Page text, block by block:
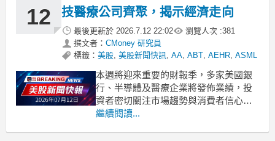
12
技醫療公司齊聚，揭示經濟走向
最後更新於 2026.7.12 22:02 瀏覽人次 :381
撰文者： CMoney 研究員
標籤： 美股, 美股新聞快訊, AA, ABT, AEHR, ASML
本週將迎來重要的財報季，多家美國銀
行、半導體及醫療企業將發佈業績，投
資者密切關注市場趨勢與消費者信心。
.badgeprice-container {
gap: 1rem !important;
繼續閱讀...